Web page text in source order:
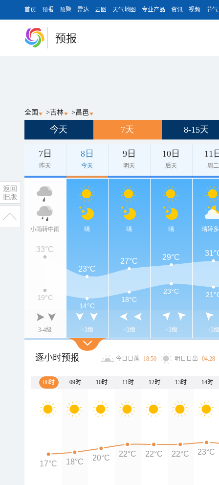
首页 预报 预警 雷达 云图 天气地图 专业产品 资讯 视频 节气
预报
全国 >吉林 >昌邑
今天 7天 8-15天
7日
昨天
8日
今天
9日
明天
10日
后天
11
周二
小雨转中雨
3-4级
晴
<3级
晴
<3级
晴
<3级
晴转
<3级
33°C
23°C
27°C 29°C
19°C
14°C
18°C
23°C
逐小时预报 今日日落 18:50 明日日出 04:28
08时 09时 10时 11时 12时 13时 14时
17°C 18°C 20°C 22°C 22°C 22°C 23°C